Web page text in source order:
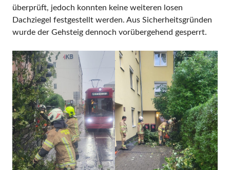
überprüft, jedoch konnten keine weiteren losen
Dachziegel festgestellt werden. Aus Sicherheitsgründen
wurde der Gehsteig dennoch vorübergehend gesperrt.